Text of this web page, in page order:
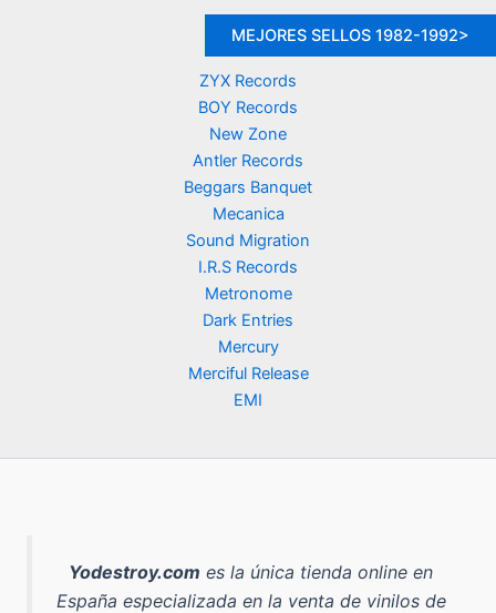
MEJORES SELLOS 1982-1992>
ZYX Records
BOY Records
New Zone
Antler Records
Beggars Banquet
Mecanica
Sound Migration
I.R.S Records
Metronome
Dark Entries
Mercury
Merciful Release
EMI
Yodestroy.com es la única tienda online en
España especializada en la venta de vinilos de